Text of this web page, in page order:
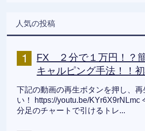
人気の投稿
FX ２分で１万円！？
キャルピング手法！！
下記の動画の再生ボタンを押し、再
い！ https://youtu.be/KYr6X9rNLmc
分足のチャートで引けるトレ...